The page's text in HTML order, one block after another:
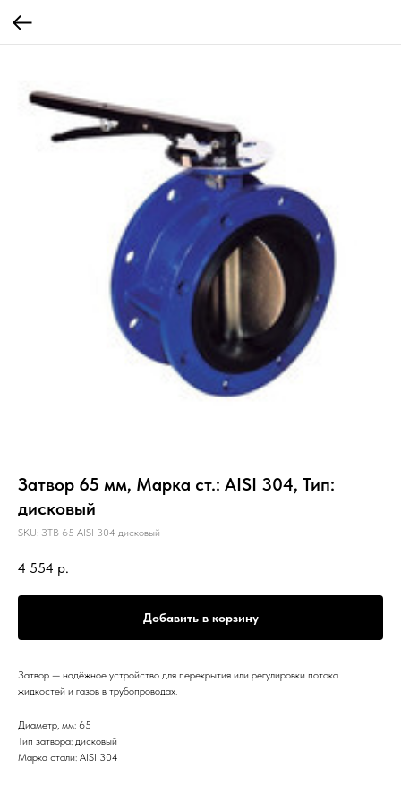
Затвор 65 мм, Марка ст.: AISI 304, Тип:
дисковый
SKU: ЗТВ 65 AISI 304 дисковый
4 554 р.
Добавить в корзину
Затвор — надёжное устройство для перекрытия или регулировки потока
жидкостей и газов в трубопроводах.
Диаметр, мм: 65
Тип затвора: дисковый
Марка стали: AISI 304